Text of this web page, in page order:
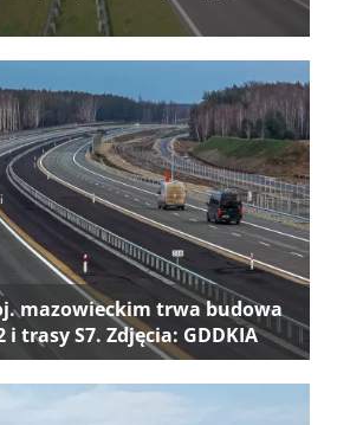
mazowieckim trwa budowa
trasy S7. Zdjęcia: GDDKIA